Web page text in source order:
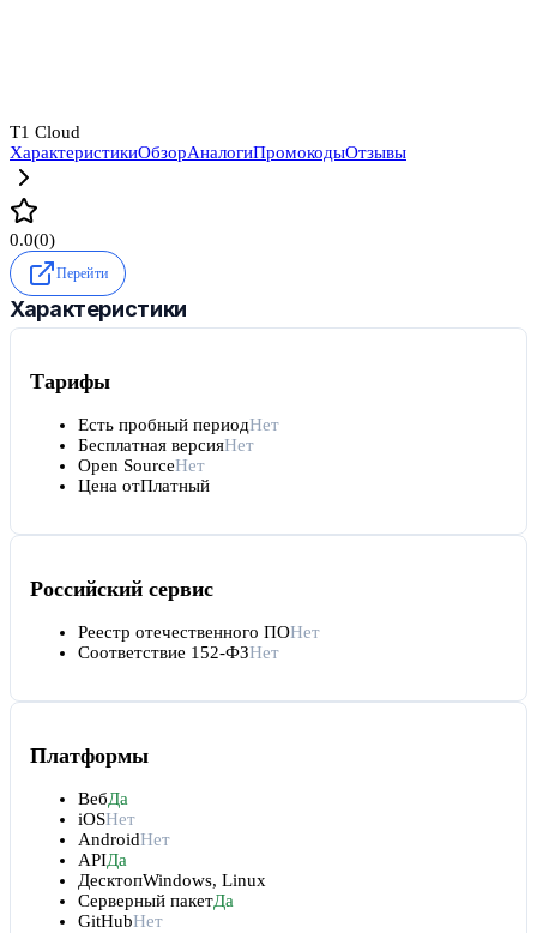
T1 Cloud
ХарактеристикиОбзорАналогиПромокодыОтзывы
0.0(0)
Перейти
Характеристики
Тарифы
Есть пробный периодНет
Бесплатная версияНет
Open SourceНет
Цена отПлатный
Российский сервис
Реестр отечественного ПОНет
Соответствие 152-ФЗНет
Платформы
ВебДа
iOSНет
AndroidНет
APIДа
ДесктопWindows, Linux
Серверный пакетДа
GitHubНет